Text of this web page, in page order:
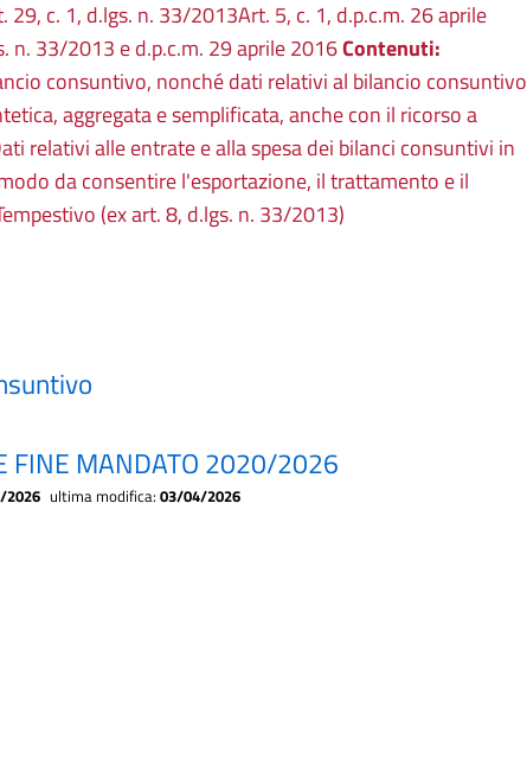
29, c. 1, d.lgs. n. 33/2013Art. 5, c. 1, d.p.c.m. 26 aprile
n. 33/2013 e d.p.c.m. 29 aprile 2016Contenuti:
consuntivo, nonché dati relativi al bilancio consuntivo
aggregata e semplificata, anche con il ricorso a
relativi alle entrate e alla spesa dei bilanci consuntivi in
da consentire l'esportazione, il trattamento e il
(ex art. 8, d.lgs. n. 33/2013)
FINE MANDATO 2020/2026
2026 ultima modifica:03/04/2026